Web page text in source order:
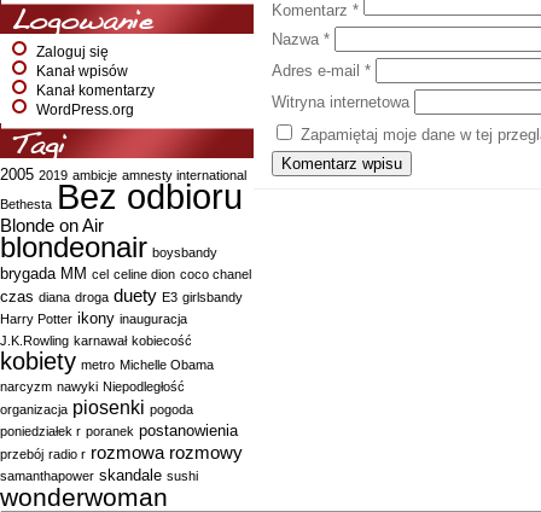
Logowanie
Zaloguj się
Kanał wpisów
Kanał komentarzy
WordPress.org
Tagi
2005 2019 ambicje amnesty international
Bethesta Bez odbioru
Blonde on Air
blondeonair boysbandy
brygada MM cel celine dion coco chanel
czas diana droga duety E3 girlsbandy
Harry Potter ikony inauguracja
J.K.Rowling karnawał kobiecość
kobiety metro Michelle Obama
narcyzm nawyki Niepodległość
organizacja piosenki pogoda
poniedziałek r poranek postanowienia
przebój radio r rozmowa rozmowy
samanthapower skandale sushi
wonderwoman
Komentarz *
Nazwa *
Adres e-mail *
Witryna internetowa
Zapamiętaj moje dane w tej